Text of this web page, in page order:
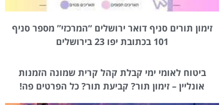
זימון תורים סניף דואר ירושלים “המרכזי” מספר סניף
101 בכתובת יפו 23 בירושלים
ביטוח לאומי ימי קבלת קהל קרית שמונה הזמנות
אונליין – זימון תור? קביעת תור? כל הפרטים פה!